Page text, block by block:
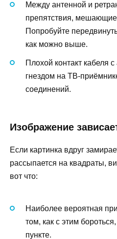
Между антенной и
препятствия,
Попробуйте
как можно выше.
Плохой контакт кабеля
гнездом на ТВ-
соединений.
Изображение
Если картинка вдруг
рассыпается на квадраты,
вот что:
Наиболее вероятная
том, как с этим
пункте.